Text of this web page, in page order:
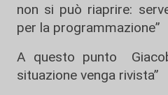
non si può riaprire:
per la programmazione”
A questo punto
situazione venga rivista”